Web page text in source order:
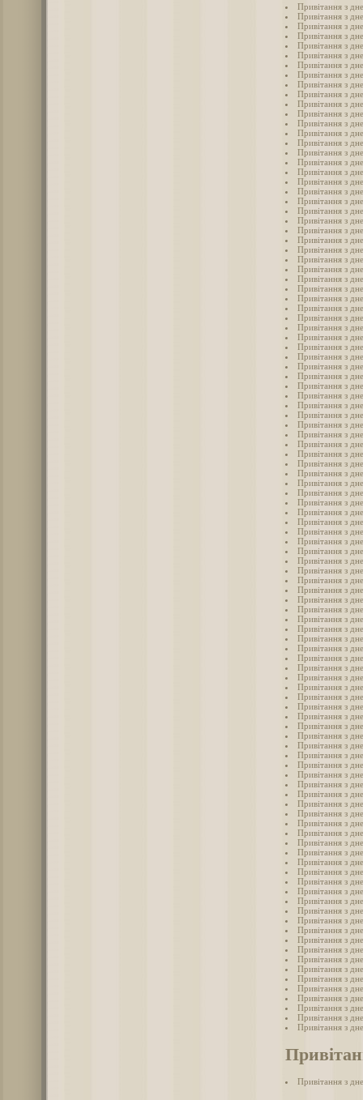
Привітання з
Привітання з
Привітання з
Привітання з
Привітання з
Привітання з
Привітання з
Привітання з
Привітання з
Привітання з
Привітання з
Привітання з
Привітання з
Привітання з
Привітання з
Привітання з
Привітання з
Привітання з
Привітання з
Привітання з
Привітання з
Привітання з
Привітання з
Привітання з
Привітання з
Привітання з
Привітання з
Привітання з
Привітання з
Привітання з
Привітання з
Привітання з
Привітання з
Привітання з
Привітання з
Привітання з
Привітання з
Привітання з
Привітання з
Привітання з
Привітання з
Привітання з
Привітання з
Привітання з
Привітання з
Привітання з
Привітання з
Привітання з
Привітання з
Привітання з
Привітання з
Привітання з
Привітання з
Привітання з
Привітання з
Привітання з
Привітання з
Привітання з
Привітання з
Привітання з
Привітання з
Привітання з
Привітання з
Привітання з
Привітання з
Привітання з
Привітання з
Привітання з
Привітання з
Привітання з
Привітання з
Привітання з
Привітання з
Привітання з
Привітання з
Привітання з
Привітання з
Привітання з
Привітання з
Привітання з
Привітання з
Привітання з
Привітання з
Привітання з
Привітання з
Привітання з
Привітання з
Привітання з
Привітання з
Привітання з
Привітання з
Привітання з
Привітання з
Привітання з
Привітання з
Привітання з
Привітання з
Привітання з
Привітання з
Привітання з
Привітання з
Привітання з
Привітання з
Привітання з
Привітання з
Привітання з
Привітання з